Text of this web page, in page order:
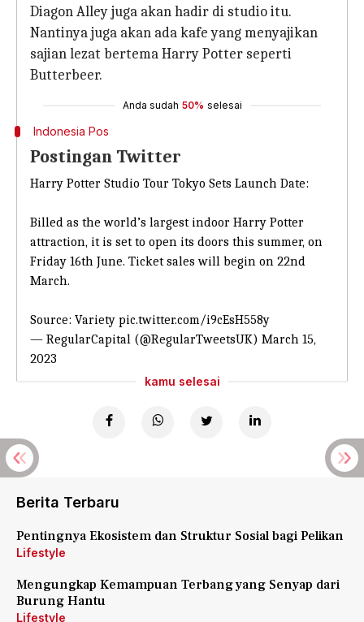
Diagon Alley juga akan hadir di studio itu.
Nantinya juga akan ada kafe yang menyajikan
sajian lezat bertema Harry Potter seperti
Butterbeer.
Anda sudah 50% selesai
Indonesia Pos
Postingan Twitter
Harry Potter Studio Tour Tokyo Sets Launch Date:
Billed as the world’s largest indoor Harry Potter
attraction, it is set to open its doors this summer, on
Friday 16th June. Ticket sales will begin on 22nd
March.
Source: Variety pic.twitter.com/i9cEsH558y
— RegularCapital (@RegularTweetsUK) March 15,
2023
kamu selesai
Berita Terbaru
Pentingnya Ekosistem dan Struktur Sosial bagi Pelikan
Lifestyle
Mengungkap Kemampuan Terbang yang Senyap dari
Burung Hantu
Lifestyle